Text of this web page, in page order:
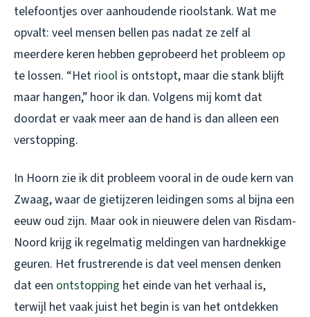
telefoontjes over aanhoudende rioolstank. Wat me
opvalt: veel mensen bellen pas nadat ze zelf al
meerdere keren hebben geprobeerd het probleem op
te lossen. “Het riool is ontstopt, maar die stank blijft
maar hangen,” hoor ik dan. Volgens mij komt dat
doordat er vaak meer aan de hand is dan alleen een
verstopping.
In Hoorn zie ik dit probleem vooral in de oude kern van
Zwaag, waar de gietijzeren leidingen soms al bijna een
eeuw oud zijn. Maar ook in nieuwere delen van Risdam-
Noord krijg ik regelmatig meldingen van hardnekkige
geuren. Het frustrerende is dat veel mensen denken
dat een ontstopping het einde van het verhaal is,
terwijl het vaak juist het begin is van het ontdekken